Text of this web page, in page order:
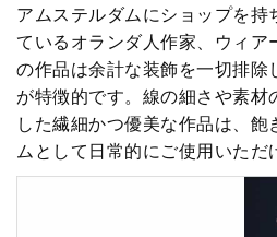
アムステルダムにショップを持
ているオランダ人作家、ウィア
の作品は余計な装飾を一切排除
が特徴的です。線の細さや素材
した繊細かつ優美な作品は、飽
ムとして日常的にご使用いただ